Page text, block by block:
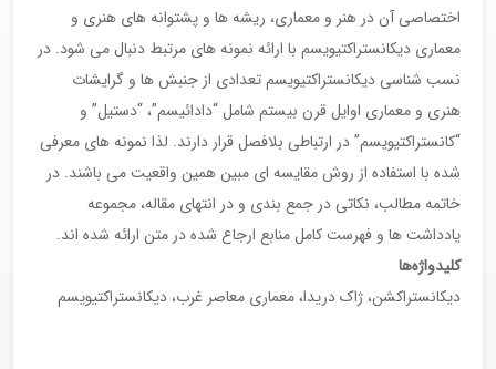
اختصاصی آن در هنر و معماری، ریشه ها و پشتوانه های هنری و
معماری دیکانستراکتیویسم با ارائه نمونه های مرتبط دنبال می شود. در
نسب شناسی دیکانستراکتیویسم تعدادی از جنبش ها و گرایشات
هنری و معماری اوایل قرن بیستم شامل “دادائیسم”، “دستیل” و
“کانستراکتیویسم” در ارتباطی بلافصل قرار دارند. لذا نمونه های معرفی
شده با استفاده از روش مقایسه ای مبین همین واقعیت می باشند. در
خاتمه مطالب، نکاتی در جمع بندی و در انتهای مقاله، مجموعه
یادداشت ها و فهرست کامل منابع ارجاع شده در متن ارائه شده اند.
کلیدواژه‌ها
دیکانستراکشن، ژاک دریدا، معماری معاصر غرب، دیکانستراکتیویسم